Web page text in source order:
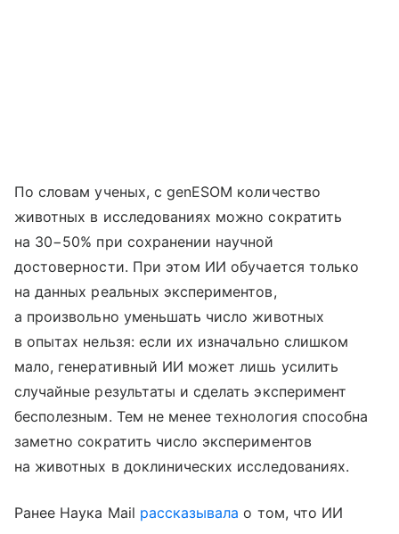
По словам ученых, с genESOM количество
животных в исследованиях можно сократить
на 30−50% при сохранении научной
достоверности. При этом ИИ обучается только
на данных реальных экспериментов,
а произвольно уменьшать число животных
в опытах нельзя: если их изначально слишком
мало, генеративный ИИ может лишь усилить
случайные результаты и сделать эксперимент
бесполезным. Тем не менее технология способна
заметно сократить число экспериментов
на животных в доклинических исследованиях.
Ранее Наука Mail рассказывала о том, что ИИ